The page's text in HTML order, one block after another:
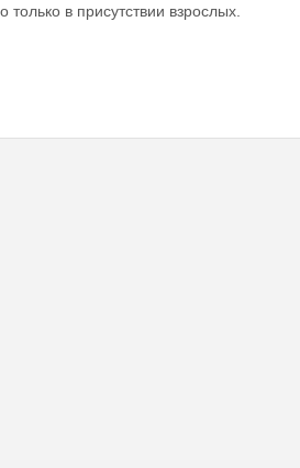
в присутствии взрослых.